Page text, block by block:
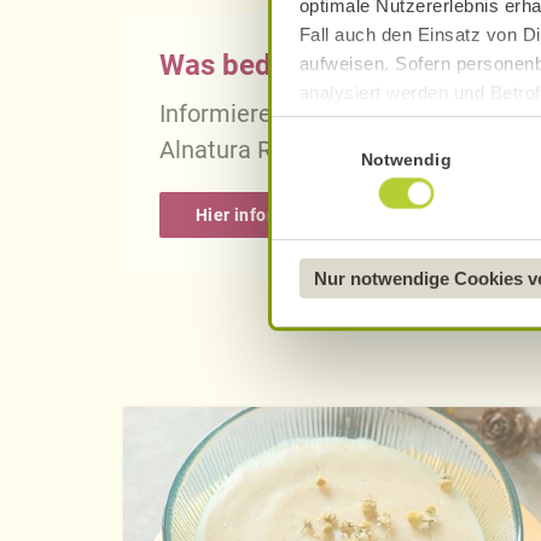
optimale Nutzererlebnis
Fall auch den Einsatz von
aufweisen. Sofern
analysiert werden und
Datenverarbeitung und -
Datenschutzerklärung
Näheres über uns erfahren
Notwendig
Nur notwendige Cookies
Was bedeutet vegan,
Informieren Sie sich über die
Alnatura Rezepten.
Hier informieren